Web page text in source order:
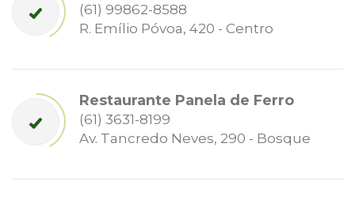
(61) 99862-8588
R. Emílio Póvoa, 420 - Centro
Restaurante Panela de Ferro
(61) 3631-8199
Av. Tancredo Neves, 290 - Bosque